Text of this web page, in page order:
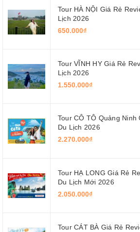
Tour HÀ NỘI Giá Rẻ
Lịch 2026
650.000₫
Tour VĨNH HY Giá Rẻ
Lịch 2026
1.550.000₫
Tour CÔ TÔ Quảng Ninh
Du Lịch 2026
2.270.000₫
Tour HẠ LONG Giá Rẻ
Du Lịch Mới 2026
2.050.000₫
Tour CÁT BÀ Giá Rẻ